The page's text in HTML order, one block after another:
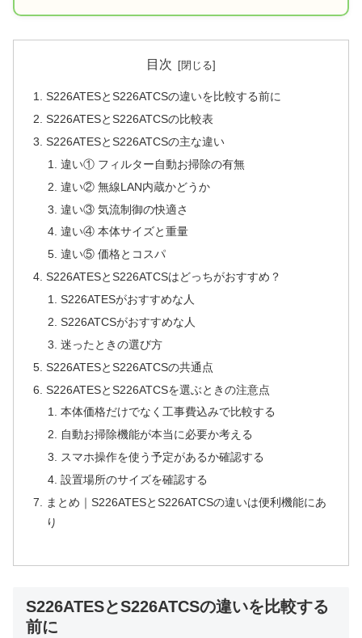
目次
S226ATESとS226ATCSの違いを比較する前に
S226ATESとS226ATCSの比較表
S226ATESとS226ATCSの主な違い
違い① フィルター自動お掃除の有無
違い② 無線LAN内蔵かどうか
違い③ 気流制御の快適さ
違い④ 本体サイズと重量
違い⑤ 価格とコスパ
S226ATESとS226ATCSはどっちがおすすめ？
S226ATESがおすすめな人
S226ATCSがおすすめな人
迷ったときの選び方
S226ATESとS226ATCSの共通点
S226ATESとS226ATCSを選ぶときの注意点
本体価格だけでなく工事費込みで比較する
自動お掃除機能が本当に必要か考える
スマホ操作を使う予定があるか確認する
設置場所のサイズを確認する
まとめ｜S226ATESとS226ATCSの違いは便利機能にあ
り
S226ATESとS226ATCSの違いを比較する
前に